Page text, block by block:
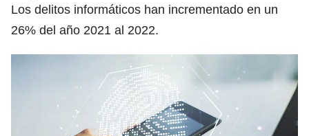
Los delitos informáticos han incrementado en un
26% del año 2021 al 2022.